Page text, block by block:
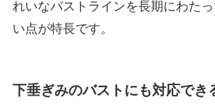
れいなバストラインを長期にわた
い点が特長です。
下垂ぎみのバストにも対応でき